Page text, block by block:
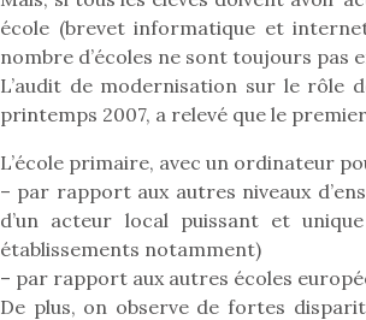
école (brevet informatique et
nombre d’écoles ne sont toujours pas
L’audit de modernisation sur le rôle
printemps 2007, a relevé que le
L’école primaire, avec un ordinateur
– par rapport aux autres niveaux
d’un acteur local puissant et
établissements notamment)
– par rapport aux autres écoles
De plus, on observe de fortes